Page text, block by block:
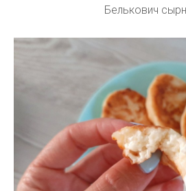
Белькович